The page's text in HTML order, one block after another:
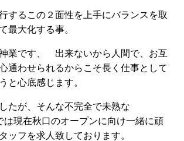
するこの２面性を上手にバランスを取
最大化する事。
業です、 出来ないから人間で、お互
通わせられるからこそ長く仕事として
と心底感じます。
たが、そんな不完全で未熟な
は現在秋口のオープンに向け一緒に頑
ッフを求人致しております。